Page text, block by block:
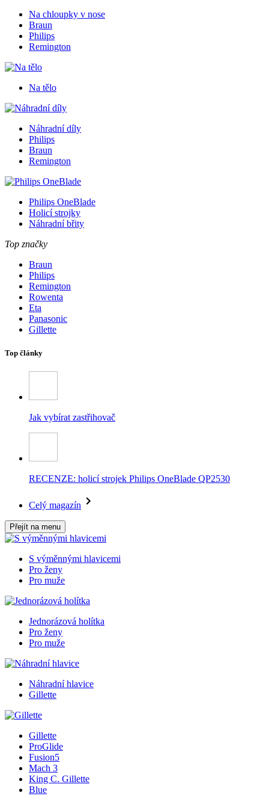
Na chloupky v nose
Braun
Philips
Remington
Na tělo
Náhradní díly
Philips
Braun
Remington
Philips OneBlade
Holicí strojky
Náhradní břity
Top značky
Braun
Philips
Remington
Rowenta
Eta
Panasonic
Gillette
Top články
Jak vybírat zastřihovač
RECENZE: holicí strojek Philips OneBlade QP2530
Celý magazín
Přejít na menu
S výměnnými hlavicemi
Pro ženy
Pro muže
Jednorázová holítka
Pro ženy
Pro muže
Náhradní hlavice
Gillette
Gillette
ProGlide
Fusion5
Mach 3
King C. Gillette
Blue